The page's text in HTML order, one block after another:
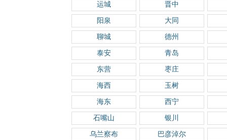
运城 晋中
阳泉 大同
聊城 德州
泰安 青岛
东营 枣庄
海西 玉树
海东 西宁
石嘴山 银川
乌兰察布 巴彦淖尔